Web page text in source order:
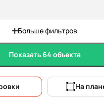
Больше фильтров
Показать 64 объекта
На